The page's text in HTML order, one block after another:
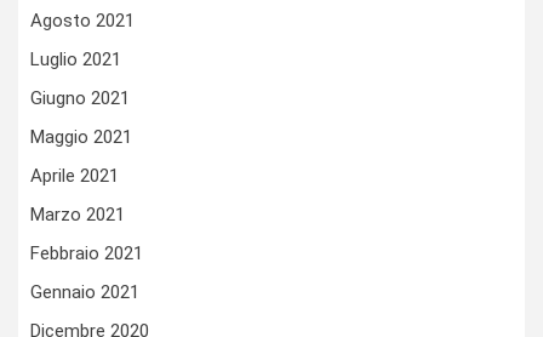
Agosto 2021
Luglio 2021
Giugno 2021
Maggio 2021
Aprile 2021
Marzo 2021
Febbraio 2021
Gennaio 2021
Dicembre 2020